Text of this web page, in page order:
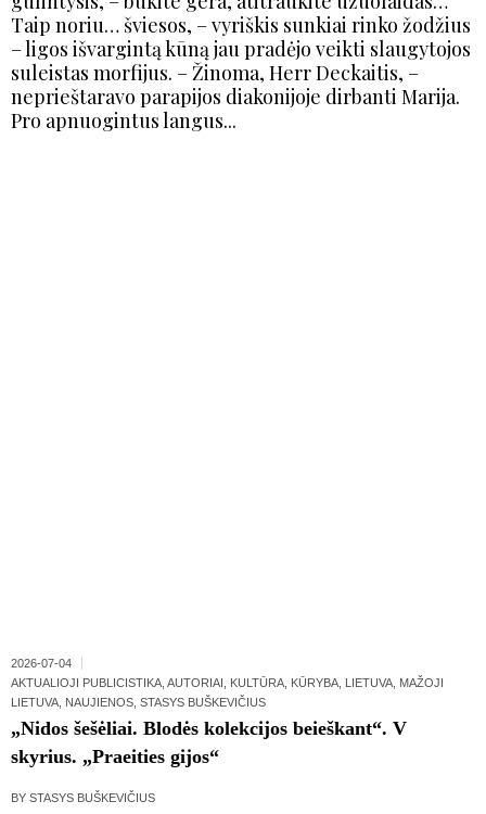
Taip noriu… šviesos, – vyriškis sunkiai rinko žodžius
– ligos išvargintą kūną jau pradėjo veikti slaugytojos
suleistas morfijus. – Žinoma, Herr Deckaitis, –
neprieštaravo parapijos diakonijoje dirbanti Marija.
Pro apnuogintus langus...
2026-07-04
AKTUALIOJI PUBLICISTIKA AUTORIAI KULTŪRA KŪRYBA LIETUVA MAŽOJI
LIETUVA NAUJIENOS STASYS BUŠKEVIČIUS
„Nidos šešėliai. Blodės kolekcijos beieškant“. V
skyrius. „Praeities gijos“
BY STASYS BUŠKEVIČIUS